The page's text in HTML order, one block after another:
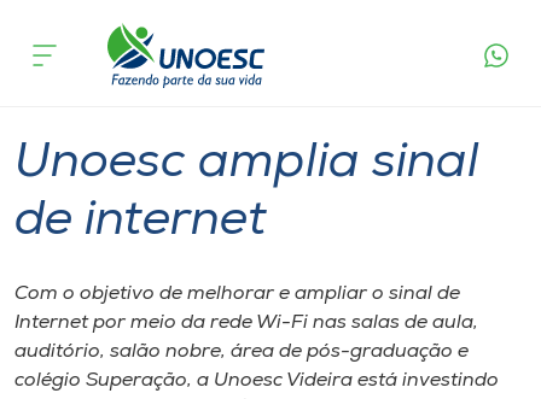
Cursos
Pesquisa
Portal de Ensino
Unoesc amplia sinal
de internet
Com o objetivo de melhorar e ampliar o sinal de
Internet por meio da rede Wi-Fi nas salas de aula,
auditório, salão nobre, área de pós-graduação e
colégio Superação, a Unoesc Videira está investindo